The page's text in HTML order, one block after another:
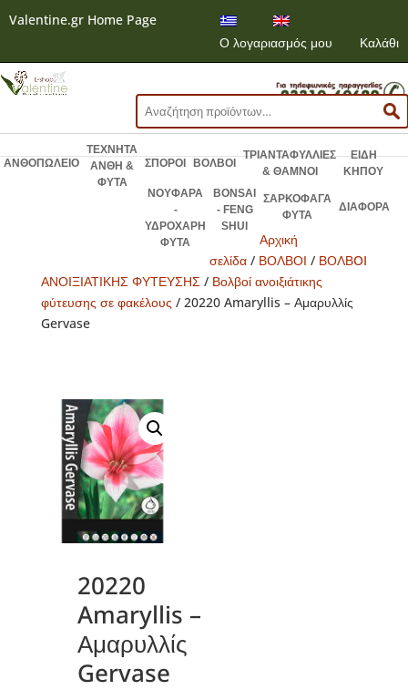
Valentine.gr Home Page
Ο λογαριασμός μου
Καλάθι
Αναζήτηση
για:
ΑΝΘΟΠΩΛΕΙΟ
ΤΕΧΝΗΤΑ
ΑΝΘΗ &
ΦΥΤΑ
ΣΠΟΡΟΙ ΒΟΛΒΟΙ
ΤΡΙΑΝΤΑΦΥΛΛΙΕΣ
& ΘΑΜΝΟΙ
ΕΙΔΗ
ΚΗΠΟΥ
ΝΟΥΦΑΡΑ
-
ΥΔΡΟΧΑΡΗ
ΦΥΤΑ
BONSAI
- FENG
SHUI
ΣΑΡΚΟΦΑΓΑ
ΦΥΤΑ
ΔΙΑΦΟΡΑ
Αρχική
σελίδα / ΒΟΛΒΟΙ / ΒΟΛΒOI
ΑΝΟΙΞΙΑΤΙΚΗΣ ΦΥΤΕΥΣΗΣ/ Βολβοί ανοιξιάτικης
φύτευσης σε φακέλους / 20220 Amaryllis – Αμαρυλλίς
Gervase
20220
Amaryllis –
Αμαρυλλίς
Gervase